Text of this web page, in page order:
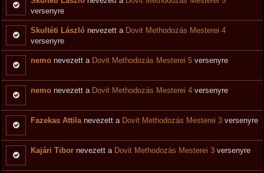
versenyre
Skultéti László nevezett a Dovit Methodozás Mesterei 4
versenyre
nemo nevezett a Dovit Methodozás Mesterei 5 versenyre
nemo nevezett a Dovit Methodozás Mesterei 4 versenyre
Fazekas Attilanevezett a Dovit Methodozás Mesterei 3 versenyre
Kajári Tibor nevezett a Dovit Methodozás Mesterei 3 versenyre